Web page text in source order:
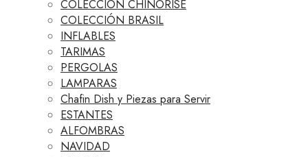
COLECCIÓN CHINORISE
COLECCIÓN BRASIL
INFLABLES
TARIMAS
PERGOLAS
LAMPARAS
Chafin Dish y Piezas para Servir
ESTANTES
ALFOMBRAS
NAVIDAD